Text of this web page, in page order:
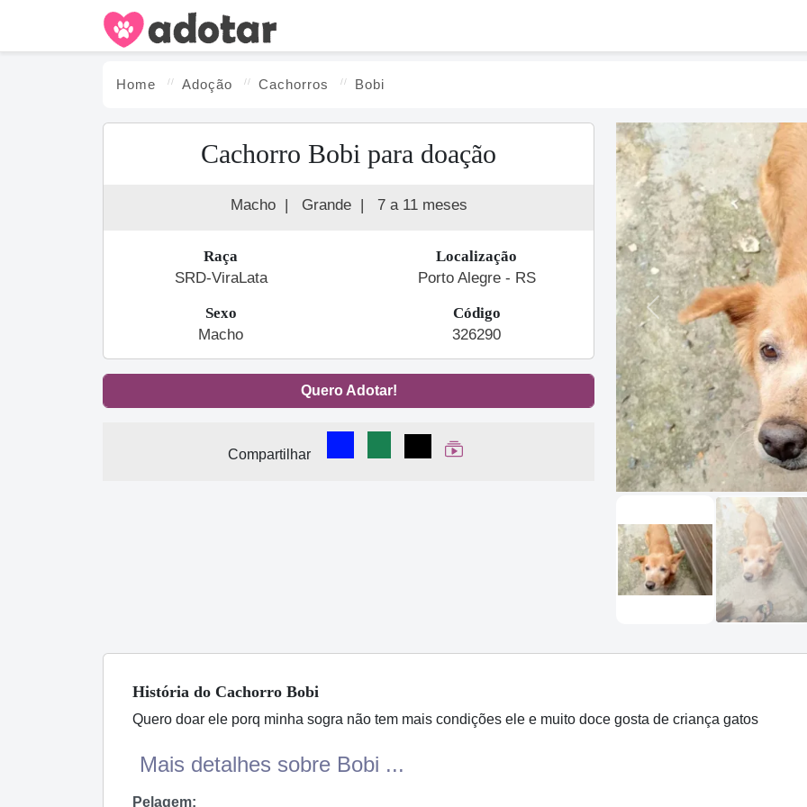
Home Adoção Cachorros Bobi
Cachorro Bobi para doação
Macho | Grande | 7 a 11 meses
Raça
SRD-ViraLata
Localização
Porto Alegre - RS
Sexo
Macho
Código
326290
Quero Adotar!
Compartilhar
Compartilhar no Facebook
Compartilhar no WhatsApp
Compartilhar
Ver Web Story
Previous
História do Cachorro Bobi
Quero doar ele porq minha sogra não tem mais condições ele e muito doce gosta de criança gatos
Mais detalhes sobre Bobi ...
Pelagem: